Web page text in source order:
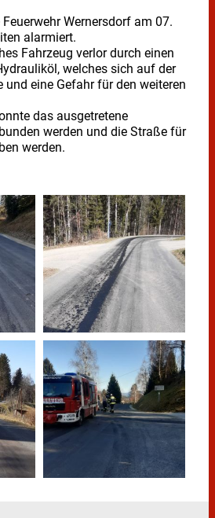
Wernersdorf am 07.
alarmiert.
Fahrzeug verlor durch einen
welches sich auf der
und eine Gefahr für den weiteren
das ausgetretene
werden und die Straße für
werden.